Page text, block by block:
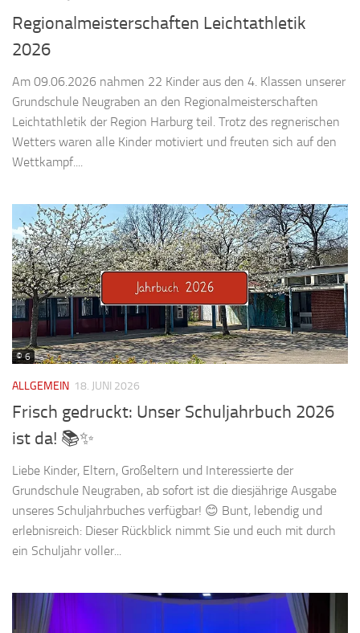
Regionalmeisterschaften Leichtathletik
2026
Am 09.06.2026 nahmen 22 Kinder aus den 4. Klassen unserer
Grundschule Neugraben an den Regionalmeisterschaften
Leichtathletik der Region Harburg teil. Trotz des regnerischen
Wetters waren alle Kinder motiviert und freuten sich auf den
Wettkampf....
© 6
ALLGEMEIN 18. JUNI 2026
Frisch gedruckt: Unser Schuljahrbuch 2026
ist da! 📚✨
Liebe Kinder, Eltern, Großeltern und Interessierte der
Grundschule Neugraben, ab sofort ist die diesjährige Ausgabe
unseres Schuljahrbuches verfügbar! 😊 Bunt, lebendig und
erlebnisreich: Dieser Rückblick nimmt Sie und euch mit durch
ein Schuljahr voller...